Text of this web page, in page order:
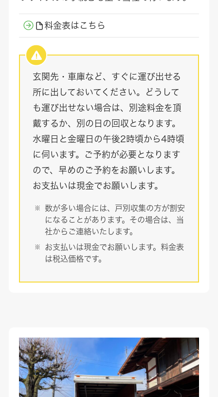
料金表はこちら
玄関先・車庫など、すぐに運び出せる
所に出しておいてください。どうして
も運び出せない場合は、別途料金を頂
戴するか、別の日の回収となります。
水曜日と金曜日の午後2時頃から4時頃
に伺います。ご予約が必要となります
ので、早めのご予約をお願いします。
お支払いは現金でお願いします。
数が多い場合には、戸別収集の方が割安
になることがあります。その場合は、当
社からご連絡いたします。
お支払いは現金でお願いします。料金表
は税込価格です。